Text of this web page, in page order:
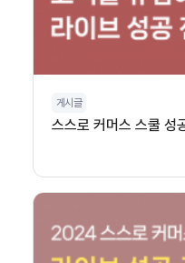
게시글
스스로 커머스 스쿨 성